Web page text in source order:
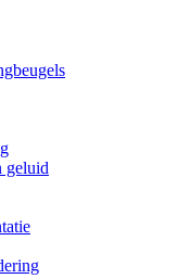
geluid